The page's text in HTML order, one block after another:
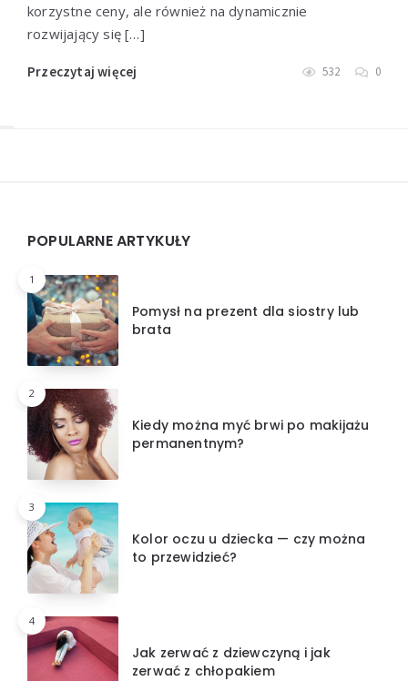
korzystne ceny, ale również na dynamicznie
rozwijający się […]
Przeczytaj więcej 532 0
POPULARNE ARTYKUŁY
1
Pomysł na prezent dla siostry lub
brata
2
Kiedy można myć brwi po makijażu
permanentnym?
3
Kolor oczu u dziecka — czy można
to przewidzieć?
4
Jak zerwać z dziewczyną i jak
zerwać z chłopakiem